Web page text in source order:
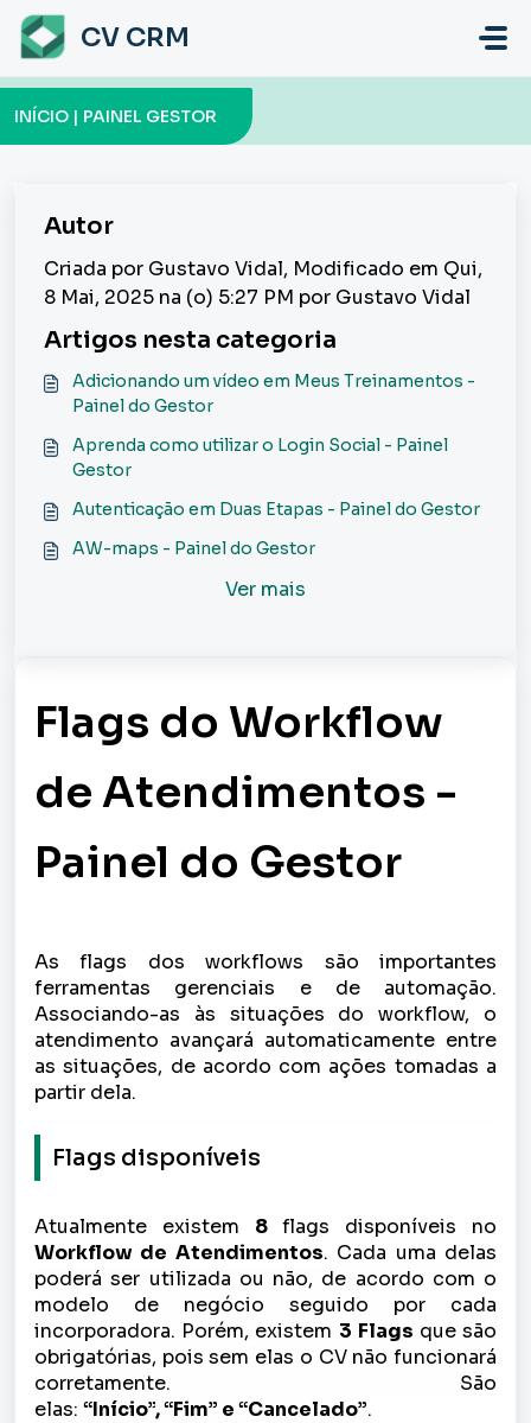
Ir para o conteúdo principal
CV CRM
INÍCIO | PAINEL GESTOR
Autor
Criada por Gustavo Vidal, Modificado em Qui,
8 Mai, 2025 na (o) 5:27 PM por Gustavo Vidal
Artigos nesta categoria
Adicionando um vídeo em Meus Treinamentos -
Painel do Gestor
Aprenda como utilizar o Login Social - Painel
Gestor
Autenticação em Duas Etapas - Painel do Gestor
AW-maps - Painel do Gestor
Ver mais
Flags do Workflow
de Atendimentos -
Painel do Gestor
As flags dos workflows são importantes
ferramentas gerenciais e de automação.
Associando-as às situações do workflow, o
atendimento avançará automaticamente entre
as situações, de acordo com ações tomadas a
partir dela.
Flags disponíveis
Atualmente existem 8 flags disponíveis no
Workflow de Atendimentos. Cada uma delas
poderá ser utilizada ou não, de acordo com o
modelo de negócio seguido por cada
incorporadora. Porém, existem 3 Flags que são
obrigatórias, pois sem elas o CV não funcionará
corretamente. São
elas: “Início”,“Fim” e“Cancelado”.